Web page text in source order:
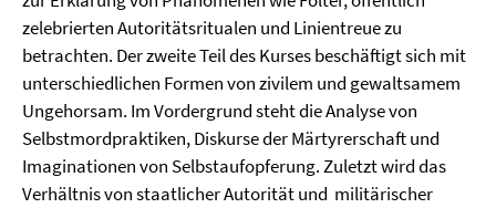
zelebrierten Autoritätsritualen und Linientreue zu
betrachten. Der zweite Teil des Kurses beschäftigt sich mit
unterschiedlichen Formen von zivilem und gewaltsamem
Ungehorsam. Im Vordergrund steht die Analyse von
Selbstmordpraktiken, Diskurse der Märtyrerschaft und
Imaginationen von Selbstaufopferung. Zuletzt wird das
Verhältnis von staatlicher Autorität und militärischer